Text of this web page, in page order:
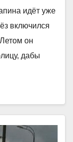
идёт уже
включился
он
дабы